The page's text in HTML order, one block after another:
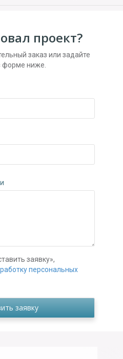
проект?
заказ или задайте
форме ниже.
заявку»,
персональных